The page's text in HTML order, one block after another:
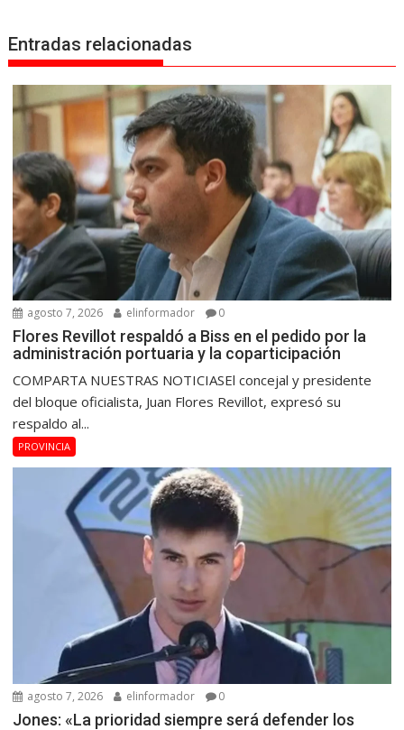
Entradas relacionadas
agosto 7, 2026 elinformador 0
Flores Revillot respaldó a Biss en el pedido por la
administración portuaria y la coparticipación
COMPARTA NUESTRAS NOTICIASEl concejal y presidente
del bloque oficialista, Juan Flores Revillot, expresó su
respaldo al...
PROVINCIA
agosto 7, 2026 elinformador 0
Jones: «La prioridad siempre será defender los